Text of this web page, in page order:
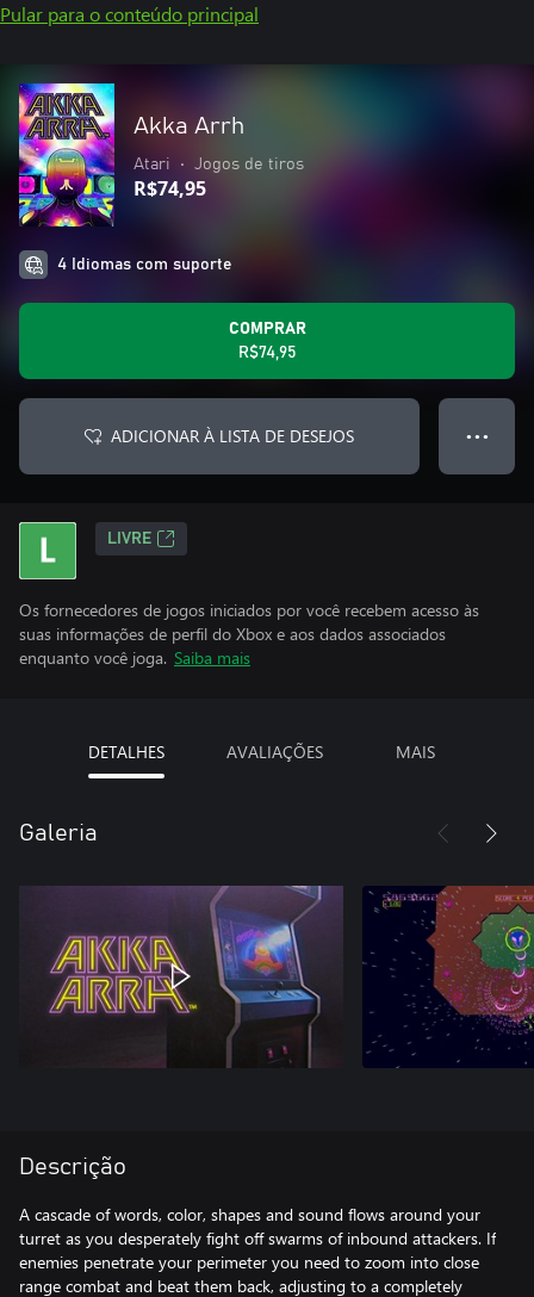
Pular para o conteúdo principal
Akka Arrh
Atari • Jogos de tiros
R$74,95
4 Idiomas com suporte
COMPRAR
R$74,95
ADICIONAR À LISTA DE DESEJOS ● ● ●
LIVRE
Os fornecedores de jogos iniciados por você recebem acesso às
suas informações de perfil do Xbox e aos dados associados
enquanto você joga. Saiba mais
DETALHES AVALIAÇÕES MAIS
Galeria
Descrição
A cascade of words, color, shapes and sound flows around your
turret as you desperately fight off swarms of inbound attackers. If
enemies penetrate your perimeter you need to zoom into close
range combat and beat them back, adjusting to a completely